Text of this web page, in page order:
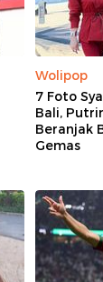
Wolipop
7 Foto
Bali,
Beranjak
Gemas